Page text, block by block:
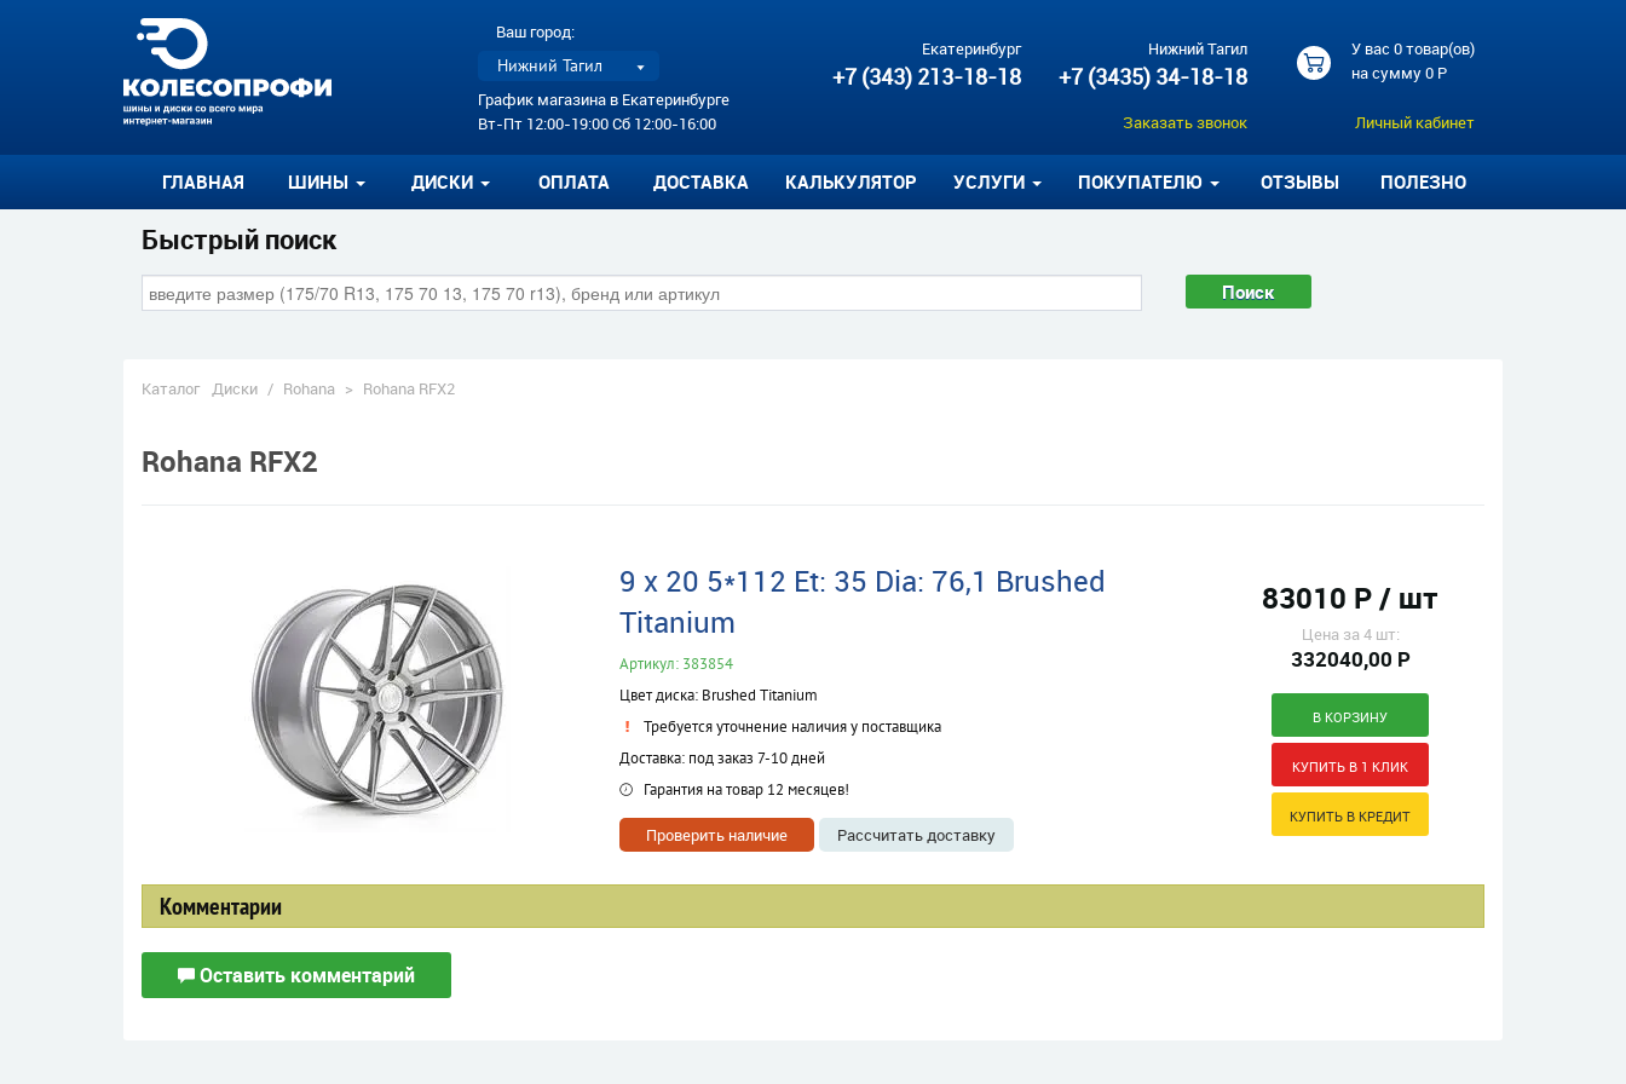
Ваш город:
Нижний Тагил
График магазина в Екатеринбурге
Вт-Пт 12:00-19:00 Сб 12:00-16:00
Екатеринбург
+7 (343) 213-18-18
Нижний Тагил
+7 (3435) 34-18-18
Заказать звонок
У вас 0 товар(ов)
на сумму0 Р
Личный кабинет
ГЛАВНАЯ ШИНЫ ДИСКИ ОПЛАТА ДОСТАВКА КАЛЬКУЛЯТОР УСЛУГИ ПОКУПАТЕЛЮ ОТЗЫВЫ ПОЛЕЗНО
Быстрый поиск
Поиск
Каталог Диски / Rohana > Rohana RFX2
Rohana RFX2
9 x 20 5*112 Et: 35 Dia: 76,1 Brushed
Titanium
Артикул: 383854
Цвет диска: Brushed Titanium
Требуется уточнение наличия у поставщика
Доставка: под заказ 7-10 дней
Гарантия на товар 12 месяцев!
Проверить наличие Рассчитать доставку
83010 Р / шт
Цена за 4 шт:
332040,00 Р
Комментарии
Оставить комментарий